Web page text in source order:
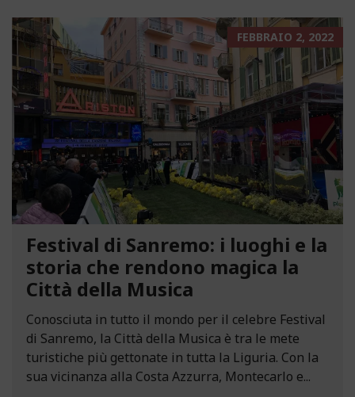
FEBBRAIO 2, 2022
Festival di Sanremo: i luoghi e la
storia che rendono magica la
Città della Musica
Conosciuta in tutto il mondo per il celebre Festival
di Sanremo, la Città della Musica è tra le mete
turistiche più gettonate in tutta la Liguria. Con la
sua vicinanza alla Costa Azzurra, Montecarlo e...